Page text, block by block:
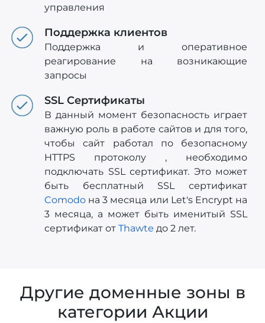
управления
Поддержка клиентов
Поддержка и оперативное
реагирование на возникающие
запросы
SSL Сертификаты
В данный момент безопасность играет
важную роль в работе сайтов и для того,
чтобы сайт работал по безопасному
HTTPS протоколу , необходимо
подключать SSL сертификат. Это может
быть бесплатный SSL сертификат
Comodo на 3 месяца или Let's Encrypt на
3 месяца, а может быть именитый SSL
сертификат от Thawte до 2 лет.
Другие доменные зоны в
категории Акции